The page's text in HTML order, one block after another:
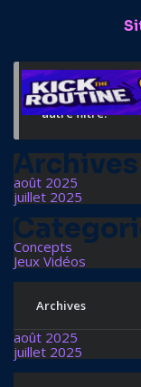
Désolé, aucune
autre filtre.
Archives
août 2025
juillet 2025
Concepts
Jeux Vidéos
Archives
août 2025
juillet 2025